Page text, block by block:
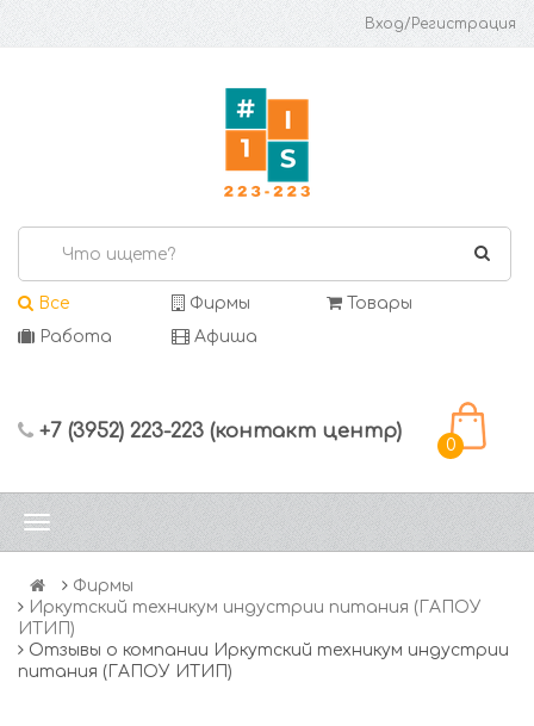
Вход/Регистрация
Все Фирмы
Товары
Работа
Афиша
+7 (3952) 223-223 (контакт центр)
0
Фирмы
Иркутский техникум индустрии питания (ГАПОУ
ИТИП)
Отзывы о компании Иркутский техникум индустрии
питания (ГАПОУ ИТИП)